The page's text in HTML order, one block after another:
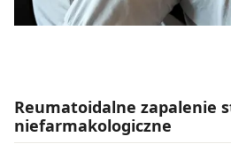
Reumatoidalne zapalenie
niefarmakologiczne